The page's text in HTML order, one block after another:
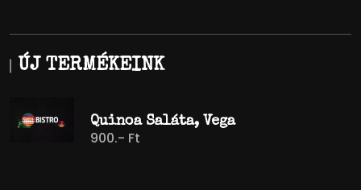
ÚJ TERMÉKEINK
Quinoa Saláta, Vega
900.- Ft